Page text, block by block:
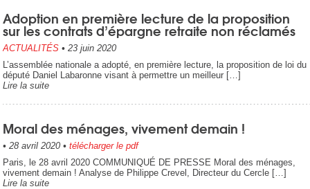
Adoption en première lecture de la proposition
sur les contrats d’épargne retraite non réclamés
ACTUALITÉS • 23 juin 2020
L’assemblée nationale a adopté, en première lecture, la proposition de loi du
député Daniel Labaronne visant à permettre un meilleur […]
Lire la suite
Moral des ménages, vivement demain !
• 28 avril 2020• télécharger le pdf
Paris, le 28 avril 2020 COMMUNIQUÉ DE PRESSE Moral des ménages,
vivement demain ! Analyse de Philippe Crevel, Directeur du Cercle […]
Lire la suite